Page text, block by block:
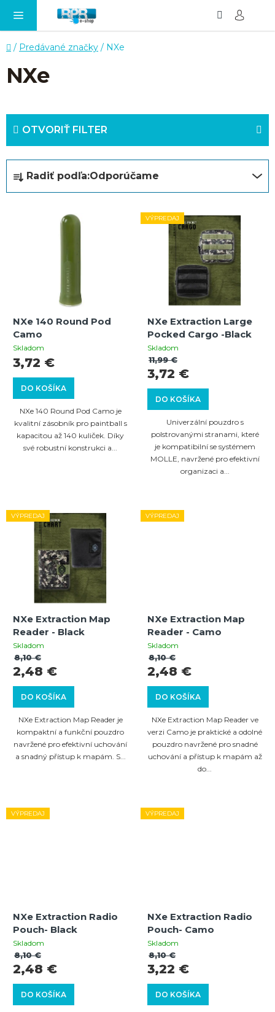
Domov
/ Predávané značky / NXe
NXe
OTVORIŤ FILTER
a
o
d
u
k
Radiť podľa:Odporúčame
o
d
NXe 140 Round Pod
Camo
Skladom
DO KOŠÍKA
3,72 €
NXe 140 Round Pod Camo je
kvalitní zásobník pro paintball s
kapacitou až 140 kuliček. Díky
své robustní konstrukci a...
VÝPREDAJ
NXe Extraction Large
Pocked Cargo -Black
Skladom
DO KOŠÍKA
3,72 €
11,99 €
Univerzální pouzdro s
polstrovanými stranami, které
je kompatibilní se systémem
MOLLE, navržené pro efektivní
organizaci a...
VÝPREDAJ
NXe Extraction Map
Reader - Black
Skladom
DO KOŠÍKA
2,48 €
8,10 €
NXe Extraction Map Reader je
kompaktní a funkční pouzdro
navržené pro efektivní uchování
a snadný přístup k mapám. S...
VÝPREDAJ
NXe Extraction Map
Reader - Camo
Skladom
DO KOŠÍKA
2,48 €
8,10 €
NXe Extraction Map Reader ve
verzi Camo je praktické a odolné
pouzdro navržené pro snadné
uchování a přístup k mapám až
do...
VÝPREDAJ
NXe Extraction Radio
Pouch- Black
Skladom
DO KOŠÍKA
2,48 €
8,10 €
VÝPREDAJ
NXe Extraction Radio
Pouch- Camo
Skladom
DO KOŠÍKA
3,22 €
8,10 €